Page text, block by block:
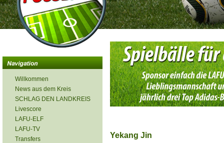
Willkommen
News aus dem Kreis
SCHLAG DEN LANDKREIS
Livescore
LAFU-ELF
LAFU-TV
Transfers
Yekang Jin